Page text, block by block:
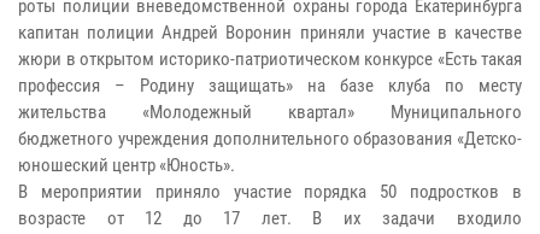
роты полиции вневедомственной охраны города Екатеринбурга
капитан полиции Андрей Воронин приняли участие в качестве
жюри в открытом историко-патриотическом конкурсе «Есть такая
профессия – Родину защищать» на базе клуба по месту
жительства «Молодежный квартал» Муниципального
бюджетного учреждения дополнительного образования «Детско-
юношеский центр «Юность».
В мероприятии приняло участие порядка 50 подростков в
возрасте от 12 до 17 лет. В их задачи входило